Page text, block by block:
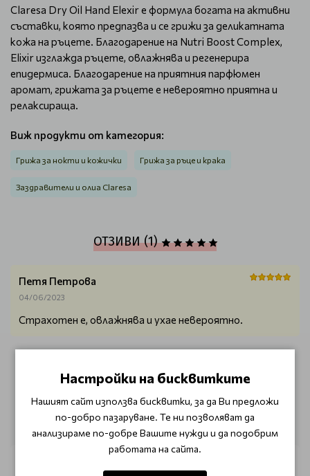
Claresa Dry Oil Hand Elexir е формула богата на активни
съставки, която предпазва и се грижи за деликатната
кожа на ръцете. Благодарение на Nutri Boost Complex,
Elixir изглажда ръцете, овлажнява и регенерира
епидермиса. Благодарение на приятния парфюмен
аромат, грижата за ръцете е невероятно приятна и
релаксираща.
Виж продукти от категория:
Грижа за нокти и кожички Грижа за ръце и крака
Заздравители и олиа Claresa
ОТЗИВИ (1)
Петя Петрова
04/06/2023
Страхотен е, овлажнява и ухае невероятно.
ОЩЕ ОТ КАТЕГОРИЯТА
Настройки на бисквитките
Нашият сайт използва бисквитки, за да Ви предложи
по-добро пазаруване. Те ни позволяват да
анализираме по-добре Вашите нужди и да подобрим
работата на сайта.